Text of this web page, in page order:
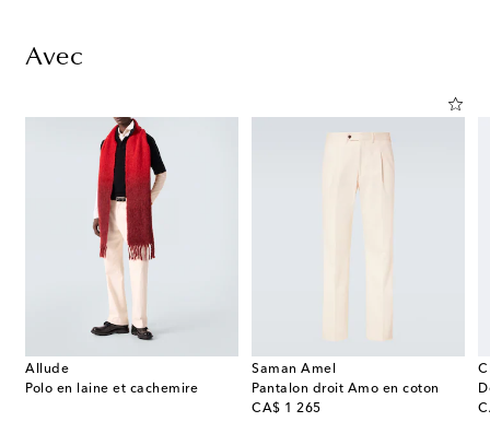
Avec
Allude
Polo en laine et cachemire
Saman Amel
Pantalon droit Amo en coton
CA$ 1 265
original price